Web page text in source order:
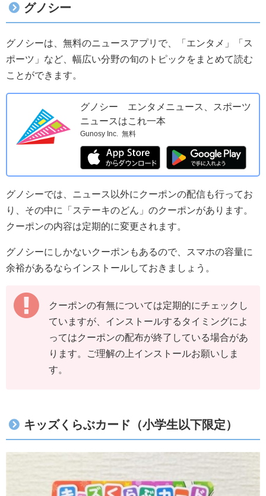
グノシー
グノシーは、無料のニュースアプリで、「エンタメ」「ス
ポーツ」など、幅広い分野の旬のトピックをまとめて読む
ことができます。
グノシー エンタメニュース、スポーツ
ニュースはこれ一本
Gunosy Inc. 無料
グノシーでは、ニュース以外にクーポンの配信も行ってお
り、その中に「ステーキのどん」のクーポンがあります。
クーポンの内容は定期的に変更されます。
グノシーにしかないクーポンもあるので、スマホの容量に
余裕があるならインストールしておきましょう。
クーポンの有無については定期的にチェックし
ていますが、インストールするタイミングによ
ってはクーポンの配布が終了している場合があ
ります。ご理解の上インストールお願いしま
す。
キッズくらぶカード（小学生以下限定）